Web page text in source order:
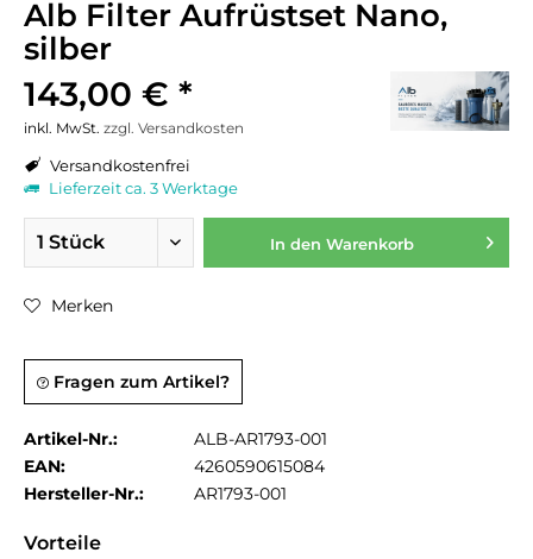
Alb Filter Aufrüstset Nano,
silber
143,00 € *
inkl. MwSt. zzgl. Versandkosten
Versandkostenfrei
Lieferzeit ca. 3 Werktage
In den Warenkorb
Merken
Fragen zum Artikel?
Artikel-Nr.:
ALB-AR1793-001
EAN:
4260590615084
Hersteller-Nr.:
AR1793-001
Vorteile